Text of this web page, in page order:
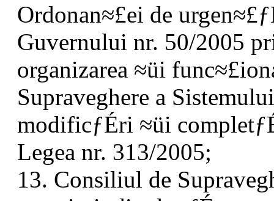
Ordonan≈£ei de
Guvernului nr. 50/2005
organizarea ≈üi
Supraveghere a
modificƒÉri ≈üi
Legea nr. 313/2005;
13. Consiliul de